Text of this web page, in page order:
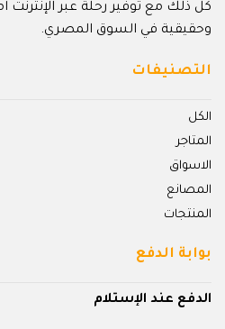
كل ذلك مع توفير رحلة عبر
وحقيقية في السوق المصري.
التصنيفات
الكل
المتاجر
الاسواق
المصانع
المنتجات
بوابة الدفع
الدفع عند الإستلام